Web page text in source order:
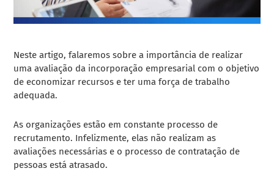
Neste artigo, falaremos sobre a importância de realizar
uma avaliação da incorporação empresarial com o objetivo
de economizar recursos e ter uma força de trabalho
adequada.
As organizações estão em constante processo de
recrutamento. Infelizmente, elas não realizam as
avaliações necessárias e o processo de contratação de
pessoas está atrasado.